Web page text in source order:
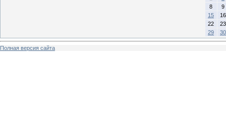
8
9
15
16
22
23
29
30
Полная версия сайта